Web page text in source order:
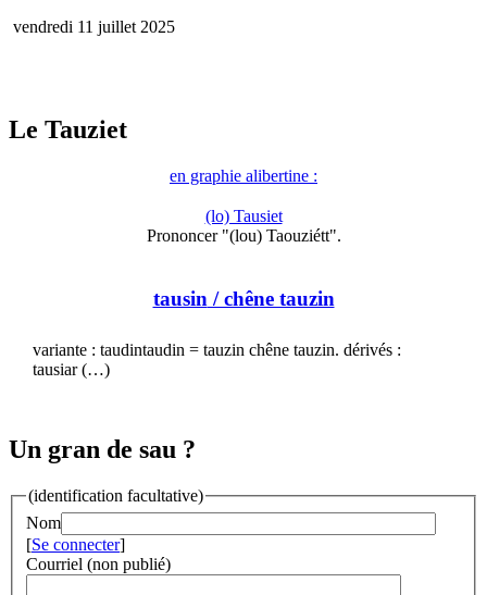
vendredi 11 juillet 2025
Le Tauziet
en graphie alibertine :
(lo) Tausiet
Prononcer "(lou) Taouziétt".
tausin / chêne tauzin
variante : taudintaudin = tauzin chêne tauzin. dérivés :
tausiar (…)
Un gran de sau ?
(identification facultative)
Nom
[Se connecter]
Courriel (non publié)